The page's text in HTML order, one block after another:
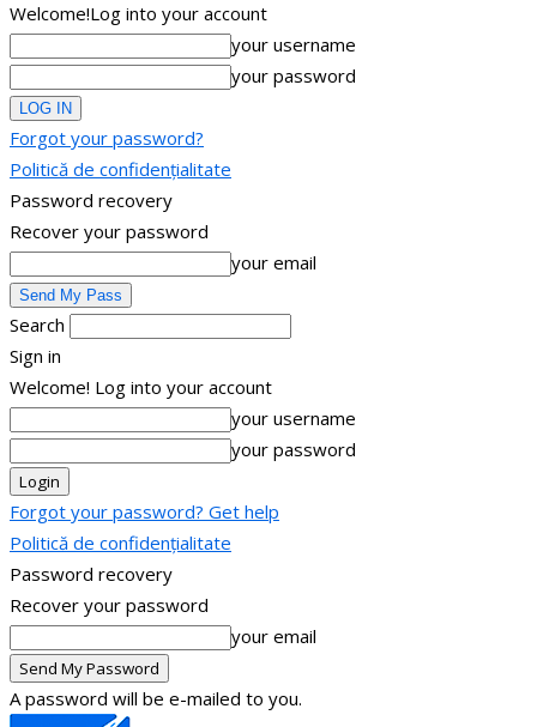
Welcome!Log into your account
your username
your password
Forgot your password?
Politică de confidențialitate
Password recovery
Recover your password
your email
Search
Sign in
Welcome! Log into your account
your username
your password
Forgot your password? Get help
Politică de confidențialitate
Password recovery
Recover your password
your email
A password will be e-mailed to you.